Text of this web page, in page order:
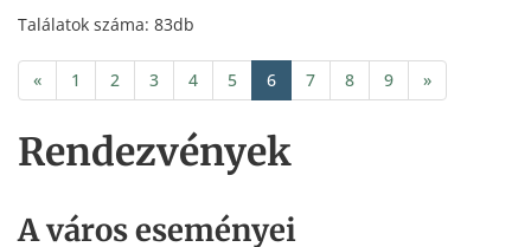
Rendezvények
A város eseményei
Találatok száma: 83db
« 1 2 3 4 5 6 7 8 9 »